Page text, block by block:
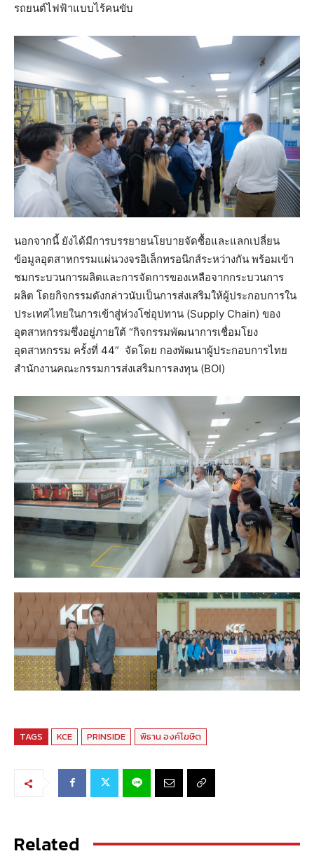
รถยนต์ไฟฟ้าแบบไร้คนขับ
นอกจากนี้ ยังได้มีการบรรยายนโยบายจัดซื้อและแลกเปลี่ยน
ข้อมูลอุตสาหกรรมแผ่นวงจรอิเล็กทรอนิกส์ระหว่างกัน พร้อมเข้า
ชมกระบวนการผลิตและการจัดการของเหลือจากกระบวนการ
ผลิต โดยกิจกรรมดังกล่าวนับเป็นการส่งเสริมให้ผู้ประกอบการใน
ประเทศไทยในการเข้าสู่ห่วงโซ่อุปทาน (Supply Chain) ของ
อุตสาหกรรมซึ่งอยู่ภายใต้ “กิจกรรมพัฒนาการเชื่อมโยง
อุตสาหกรรม ครั้งที่ 44” จัดโดย กองพัฒนาผู้ประกอบการไทย
สำนักงานคณะกรรมการส่งเสริมการลงทุน (BOI)
TAGS KCE PRINSIDE พิธาน องค์โฆษิต
Related